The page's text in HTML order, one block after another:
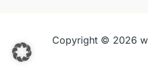
Copyright © 2026